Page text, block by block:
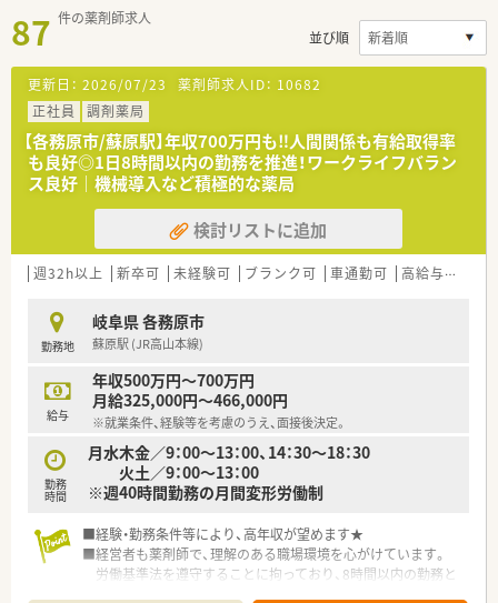
87 件の薬剤師求人
並び順
更新日： 2026/07/23 薬剤師求人ID： 10682
正社員
調剤薬局
【各務原市/蘇原駅】年収700万円も‼人間関係も有給取得率
も良好◎1日8時間以内の勤務を推進！ワークライフバラン
ス良好｜機械導入など積極的な薬局
検討リストに追加
週32h以上 新卒可 未経験可 ブランク可 車通勤可 高給与(600万円以上)
勤務地
岐阜県 各務原市
蘇原駅 (JR高山本線)
給与
年収500万円～700万円
月給325,000円～466,000円
※就業条件、経験等を考慮のうえ、面接後決定。
勤務
時間
月水木金／9：00～13：00、14：30～18：30
火土／9：00～13：00
※週40時間勤務の月間変形労働制
■経験・勤務条件等により、高年収が望めます★
■経営者も薬剤師で、理解のある職場環境を心がけています。
労働基準法を遵守することに拘っており、8時間以内の勤務と